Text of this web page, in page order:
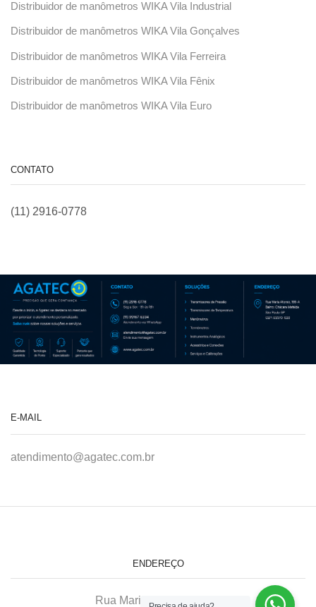
Distribuidor de manômetros WIKA Vila Industrial
Distribuidor de manômetros WIKA Vila Gonçalves
Distribuidor de manômetros WIKA Vila Ferreira
Distribuidor de manômetros WIKA Vila Fênix
Distribuidor de manômetros WIKA Vila Euro
CONTATO
(11) 2916-0778
E-MAIL
atendimento@agatec.com.br
ENDEREÇO
Rua Maria Afonso, 166-A